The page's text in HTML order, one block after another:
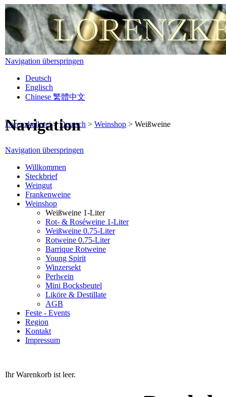
Navigation überspringen
Deutsch
Englisch
Chinese 繁體中文
Lorenzkellerei>Deutsch > Weinshop > Weißweine
Navigation
Navigation überspringen
Willkommen
Steckbrief
Weingut
Frankenweine
Weinshop
Weißweine 1-Liter
Rot- & Roséweine 1-Liter
Weißweine 0.75-Liter
Rotweine 0.75-Liter
Barrique Rotweine
Young Spirit
Winzersekt
Perlwein
Mini Bocksbeutel
Liköre & Destillate
AGB
Feste - Events
Region
Kontakt
Impressum
Ihr Warenkorb ist leer.